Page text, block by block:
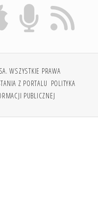
WSZYSTKIE PRAWA
Z PORTALU POLITYKA
PUBLICZNEJ